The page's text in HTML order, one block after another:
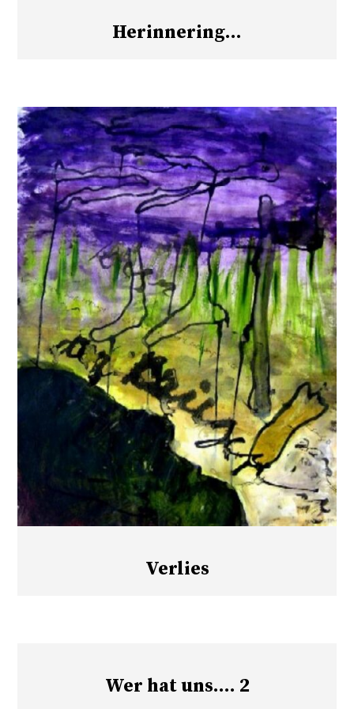
Herinnering…
Verlies
Wer hat uns…. 2